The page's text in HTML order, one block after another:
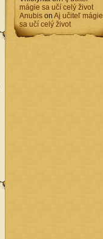
mágie sa učí celý život
Anubis on Aj učiteľ mágie
sa učí celý život